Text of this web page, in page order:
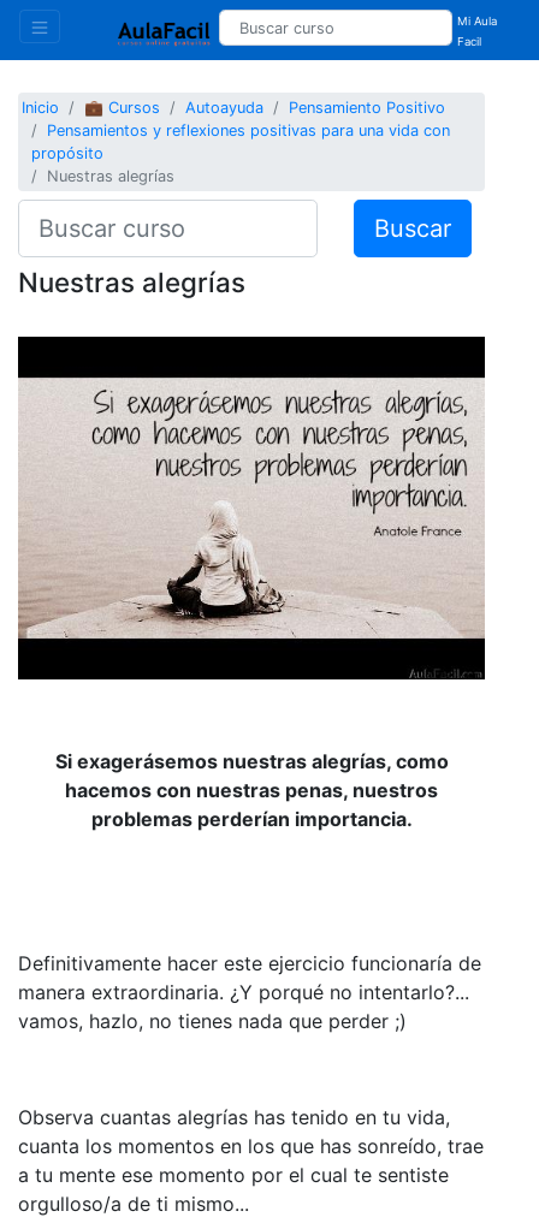
Mi Aula
Facil
Inicio 💼 Cursos Autoayuda
Pensamiento Positivo
Pensamientos y reflexiones positivas para una vida con
propósito
Nuestras alegrías
Buscar
Nuestras alegrías
Si exagerásemos nuestras alegrías, como
hacemos con nuestras penas, nuestros
problemas perderían importancia.
Definitivamente hacer este ejercicio funcionaría de
manera extraordinaria. ¿Y porqué no intentarlo?...
vamos, hazlo, no tienes nada que perder ;)
Observa cuantas alegrías has tenido en tu vida,
cuanta los momentos en los que has sonreído, trae
a tu mente ese momento por el cual te sentiste
orgulloso/a de ti mismo...